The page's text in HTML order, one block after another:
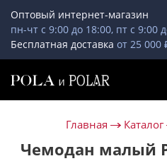
Оптовый интернет-магазин
пн-чт с 9:00 до 18:00, пт с 9:00
Бесплатная доставка от 25 000
Главная Каталог
Чемодан малый